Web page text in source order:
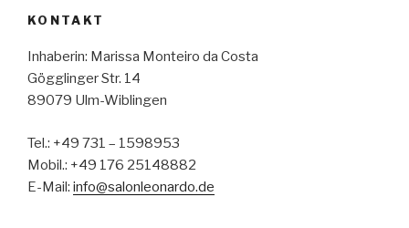
KONTAKT
Inhaberin: Marissa Monteiro da Costa
Gögglinger Str. 14
89079 Ulm-Wiblingen
Tel.: +49 731 – 1598953
Mobil.: +49 176 25148882
E-Mail: info@salonleonardo.de